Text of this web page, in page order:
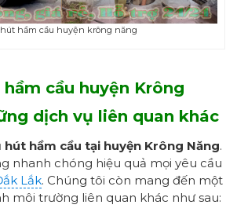
hầm cầu huyện krông năng
hầm cầu huyện Krông
dịch vụ liên quan khác
hút hầm cầu tại huyện Krông Năng.
nhanh chóng hiệu quả mọi yêu cầu
Lắk. Chúng tôi còn mang đến một
môi trường liên quan khác như sau: